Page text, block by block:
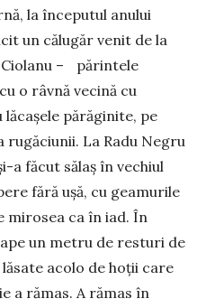
la începutul anului
un călugăr venit de la
Ciolanu – părintele
o râvnă vecină cu
părăginite, pe
rugăciunii. La Radu Negru
a făcut sălaș în vechiul
fără ușă, cu gea­murile
ca în iad. În
un metru de resturi de
acolo de hoții care
a ră­mas. A rămas în